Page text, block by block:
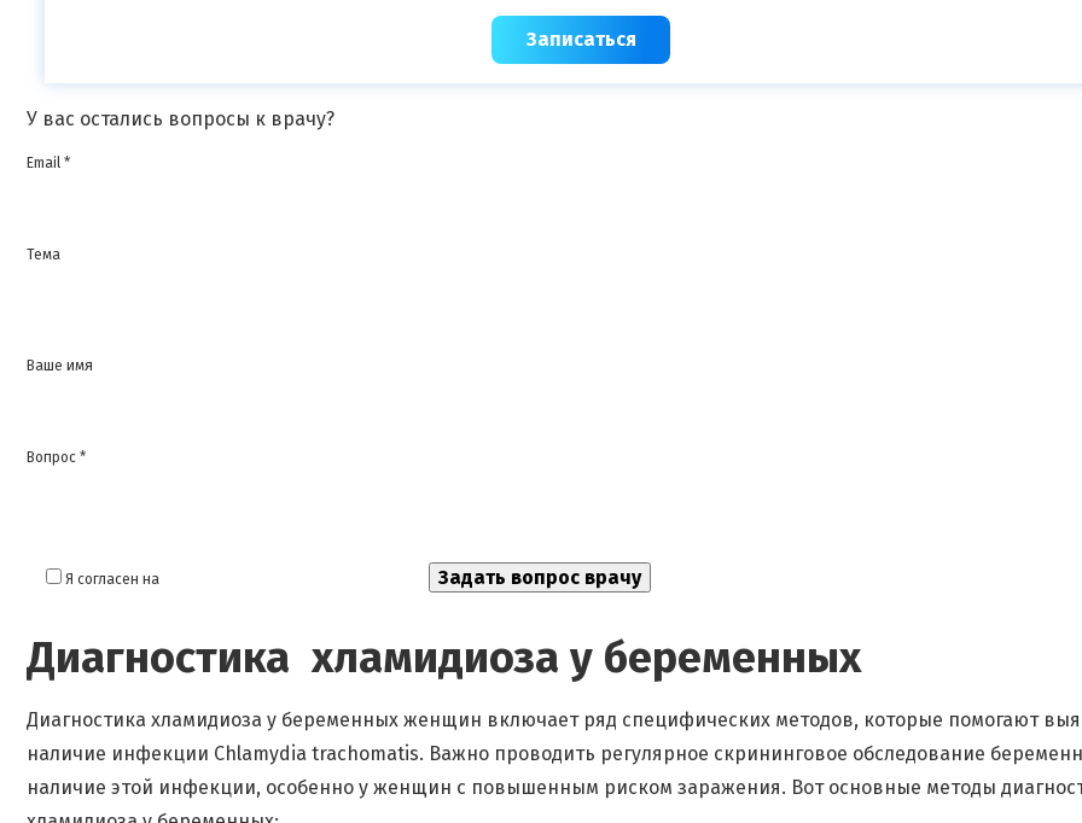
Записаться
У вас остались вопросы к врачу?
Email *
Тема
Ваше имя
Вопрос *
Я согласен на
Диагностика хламидиоза у беременных
Диагностика хламидиоза у беременных женщин включает ряд специфических методов, которые помогают
наличие инфекции Chlamydia trachomatis. Важно проводить регулярное скрининговое обследование
наличие этой инфекции, особенно у женщин с повышенным риском заражения. Вот основные методы